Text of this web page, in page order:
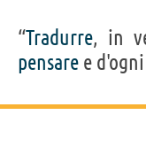
“Tradurre, in
pensare e d'ogni